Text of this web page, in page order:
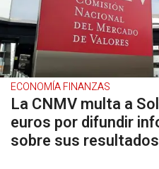
ECONOMÍA FINANZAS
La CNMV multa a
euros por difundir
sobre sus